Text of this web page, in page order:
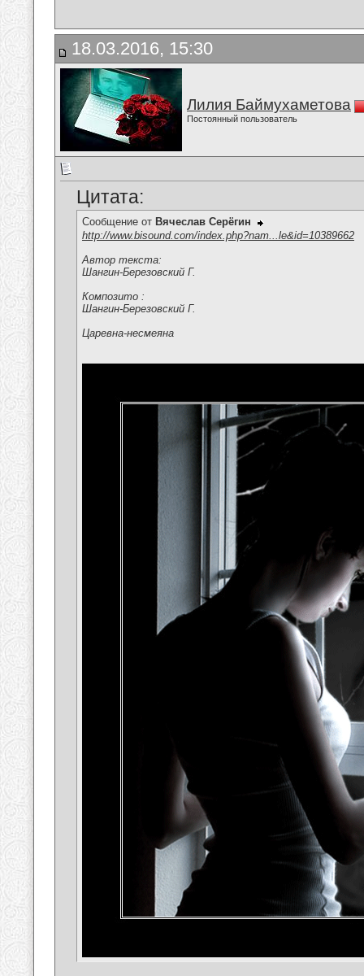
18.03.2016, 15:30
Лилия Баймухаметова
Постоянный пользователь
Цитата:
Сообщение от Вячеслав Серёгин
http://www.bisound.com/index.php?nam...le&id=10389662
Автор текста:
Шангин-Березовский Г.
Композито :
Шангин-Березовский Г.
Царевна-несмеяна